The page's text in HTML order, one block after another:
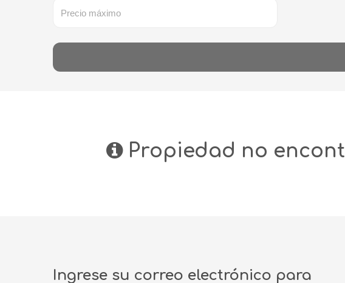
Propiedad no
Ingrese su correo electrónico para